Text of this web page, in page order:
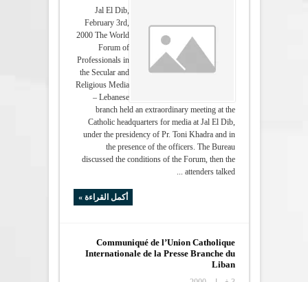
Jal El Dib,
February 3rd,
2000 The World
Forum of
Professionals in
the Secular and
Religious Media
– Lebanese
branch held an extraordinary meeting at the
Catholic headquarters for media at Jal El Dib,
under the presidency of Pr. Toni Khadra and in
the presence of the officers. The Bureau
discussed the conditions of the Forum, then the
attenders talked ...
أكمل القراءة »
Communiqué de l’Union Catholique
Internationale de la Presse Branche du
Liban